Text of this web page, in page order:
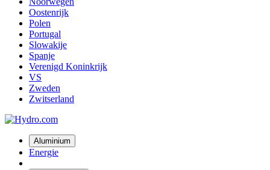
Oostenrijk
Polen
Portugal
Slowakije
Spanje
Verenigd Koninkrijk
VS
Zweden
Zwitserland
Aluminium
Energie